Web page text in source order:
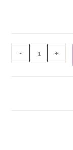
- +